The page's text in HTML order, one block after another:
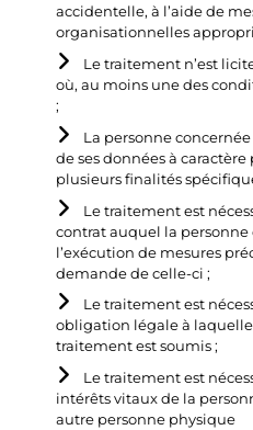
accidentelle, à l’aide de
organisationnelles
Le traitement n’est
où, au moins une des
;
La personne
de ses données à
plusieurs finalités
Le traitement est
contrat auquel la personne
l’exécution de mesures
demande de celle-ci ;
Le traitement est
obligation légale à
traitement est soumis ;
Le traitement est
intérêts vitaux de la
autre personne physique